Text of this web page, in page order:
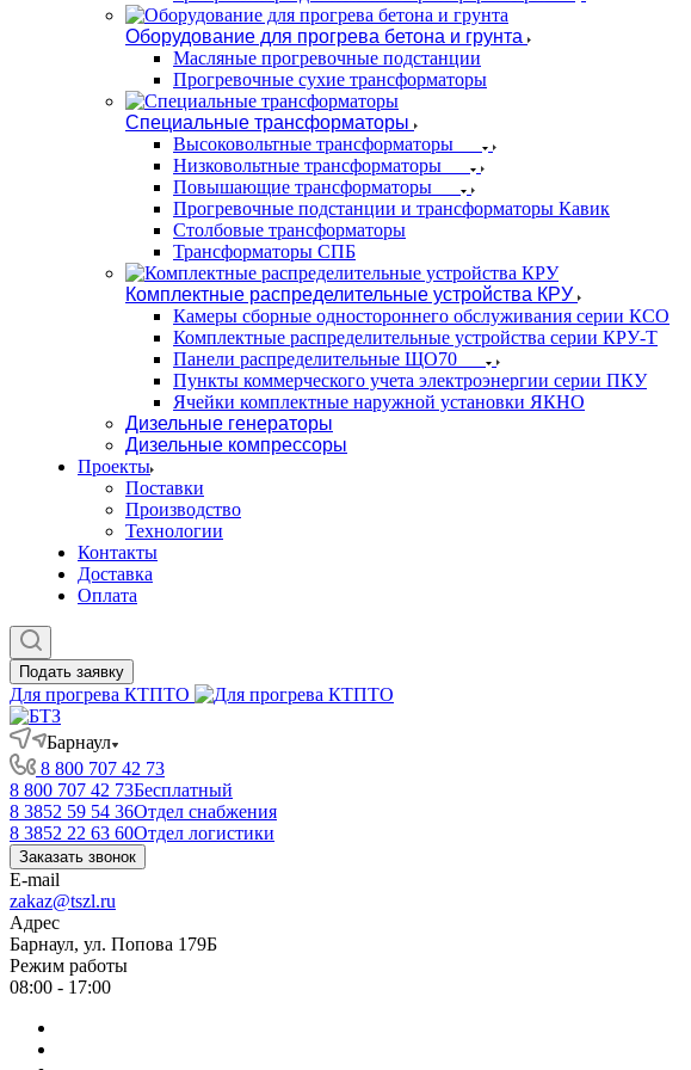
Оборудование для прогрева бетона и грунта
Масляные прогревочные подстанции
Прогревочные сухие трансформаторы
Специальные трансформаторы
Высоковольтные трансформаторы
Низковольтные трансформаторы
Повышающие трансформаторы
Прогревочные подстанции и трансформаторы Кавик
Столбовые трансформаторы
Трансформаторы СПБ
Комплектные распределительные устройства КРУ
Камеры сборные одностороннего обслуживания серии КСО
Комплектные распределительные устройства серии КРУ-Т
Панели распределительные ЩО70
Пункты коммерческого учета электроэнергии серии ПКУ
Ячейки комплектные наружной установки ЯКНО
Дизельные генераторы
Дизельные компрессоры
Проекты
Поставки
Производство
Технологии
Контакты
Доставка
Оплата
Подать заявку
Для прогрева КТПТО
Барнаул
8 800 707 42 73
8 800 707 42 73Бесплатный
8 3852 59 54 36Отдел снабжения
8 3852 22 63 60Отдел логистики
Заказать звонок
E-mail
zakaz@tszl.ru
Адрес
Барнаул, ул. Попова 179Б
Режим работы
08:00 - 17:00